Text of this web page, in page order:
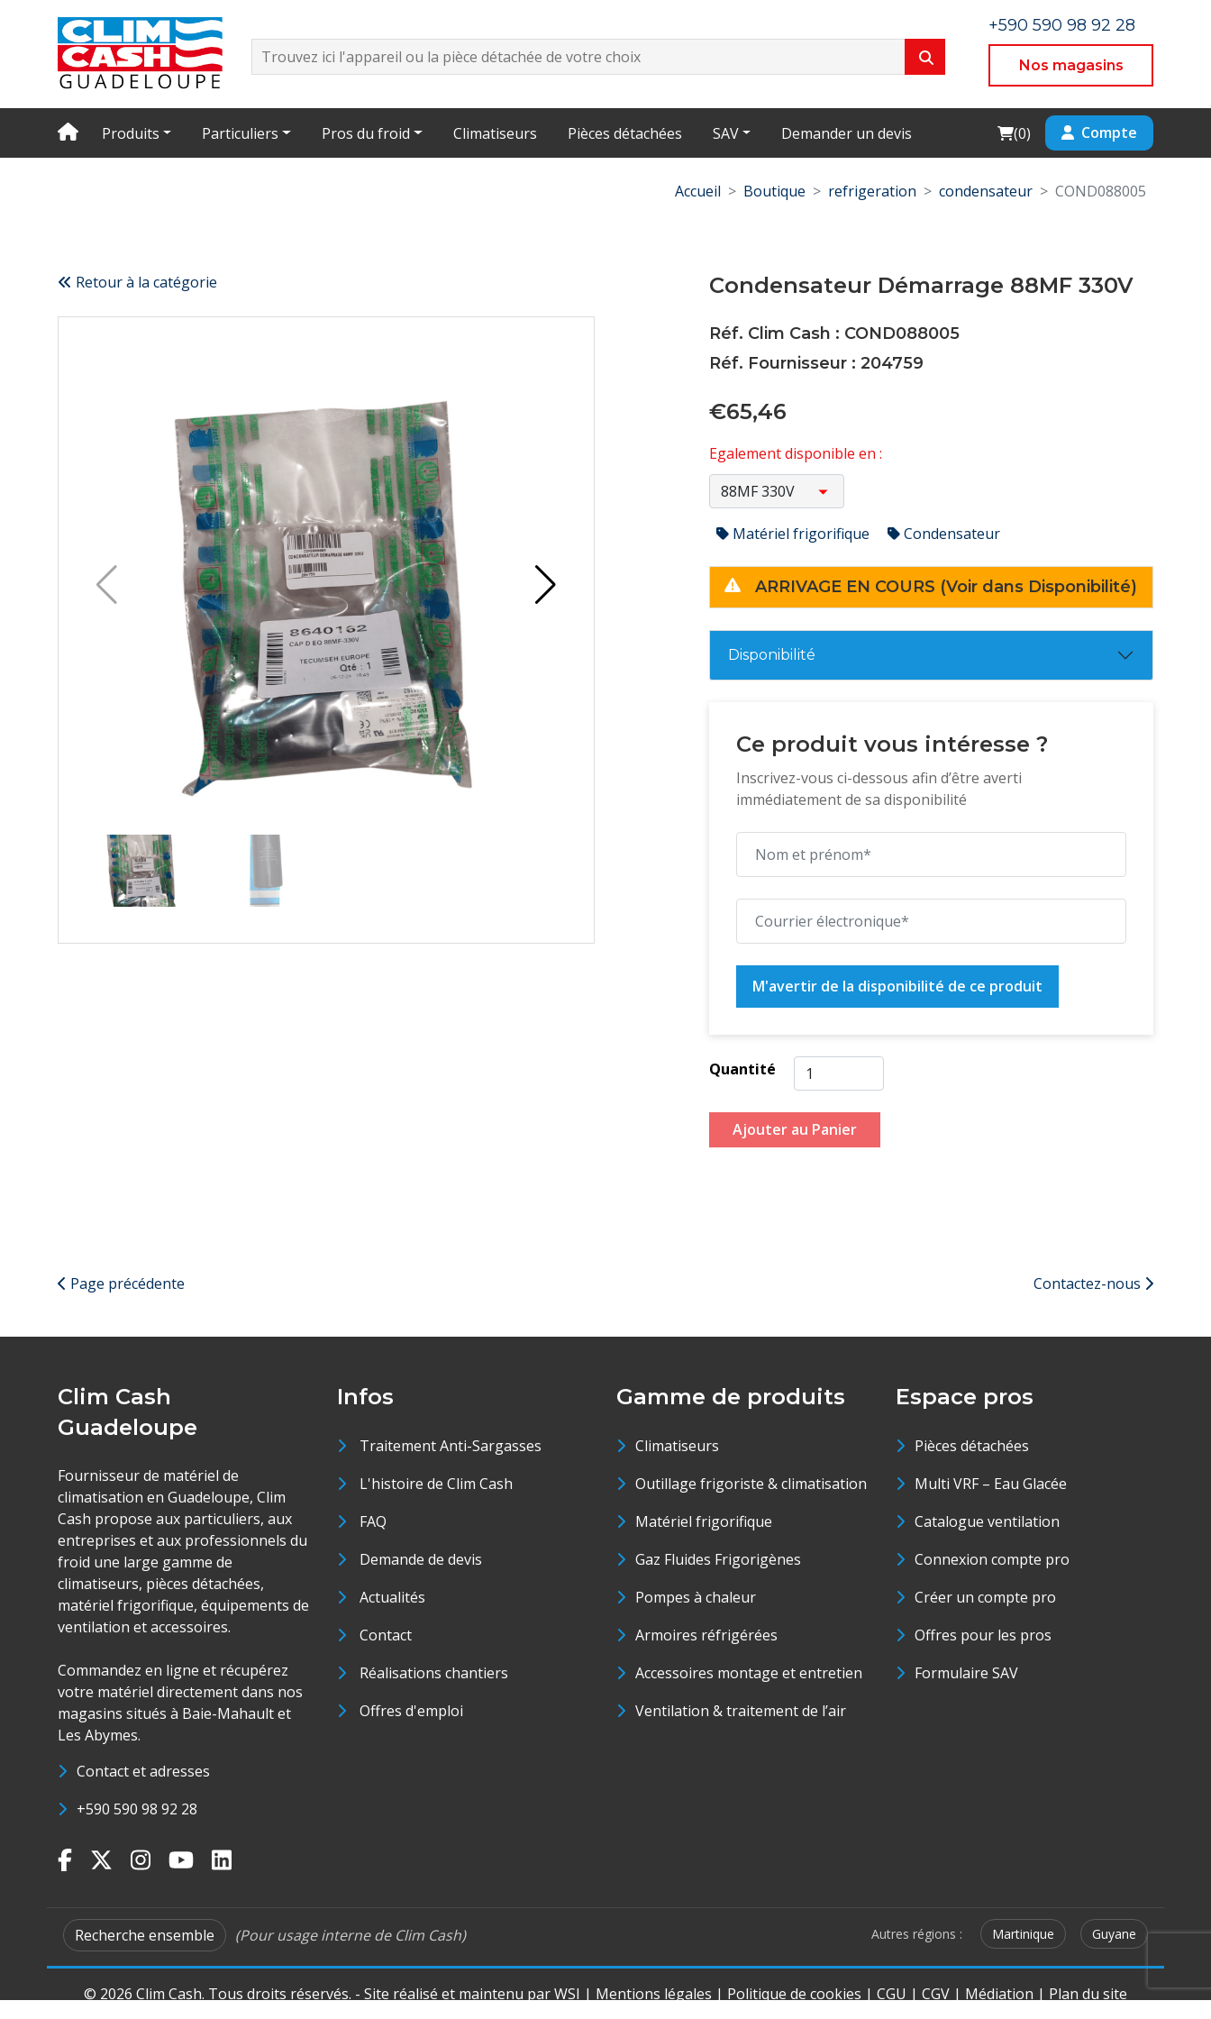
+590 590 98 92 28
Nos magasins
Produits Particuliers Pros du froid Climatiseurs Pièces détachées SAV Demander un devis Cart
(0) Compte
Accueil Boutique refrigeration condensateur COND088005
Retour à la catégorie Condensateur Démarrage 88MF 330V
Réf. Clim Cash : COND088005
Réf. Fournisseur : 204759
€65,46
Egalement disponible en :
Matériel frigorifique Condensateur
ARRIVAGE EN COURS (Voir dans Disponibilité)
Disponibilité
Ce produit vous intéresse ?
Inscrivez-vous ci-dessous afin d’être averti
immédiatement de sa disponibilité
M'avertir de la disponibilité de ce produit
Quantité
Ajouter au Panier
Page précédente Contactez-nous
Clim Cash
Guadeloupe
Fournisseur de matériel de
climatisation en Guadeloupe, Clim
Cash propose aux particuliers, aux
entreprises et aux professionnels du
froid une large gamme de
climatiseurs, pièces détachées,
matériel frigorifique, équipements de
ventilation et accessoires.
Commandez en ligne et récupérez
votre matériel directement dans nos
magasins situés à Baie-Mahault et
Les Abymes.
Contact et adresses
+590 590 98 92 28
Infos
Traitement Anti-Sargasses
L'histoire de Clim Cash
FAQ
Demande de devis
Actualités
Contact
Réalisations chantiers
Offres d'emploi
Gamme de produits
Climatiseurs
Outillage frigoriste & climatisation
Matériel frigorifique
Gaz Fluides Frigorigènes
Pompes à chaleur
Armoires réfrigérées
Accessoires montage et entretien
Ventilation & traitement de l’air
Espace pros
Pièces détachées
Multi VRF – Eau Glacée
Catalogue ventilation
Connexion compte pro
Créer un compte pro
Offres pour les pros
Formulaire SAV
Recherche ensemble (Pour usage interne de Clim Cash) Autres régions : Martinique Guyane
© 2026 Clim Cash. Tous droits réservés. - Site réalisé et maintenu parWSI | Mentions légales | Politique de cookies | CGU | CGV | Médiation | Plan du site